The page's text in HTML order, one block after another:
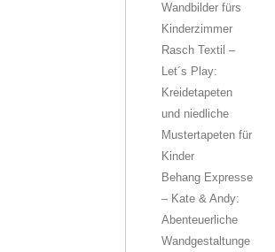
Wandbilder fürs
Kinderzimmer
Rasch Textil –
Let´s Play:
Kreidetapeten
und niedliche
Mustertapeten für
Kinder
Behang Expresse
– Kate & Andy:
Abenteuerliche
Wandgestaltunge